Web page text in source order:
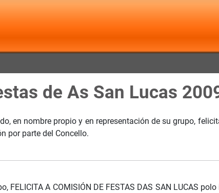
de As San Lucas
en nombre propio y en representación de su grupo,
por parte del Concello.
A COMISIÓN DE FESTAS DAS SAN LUCAS